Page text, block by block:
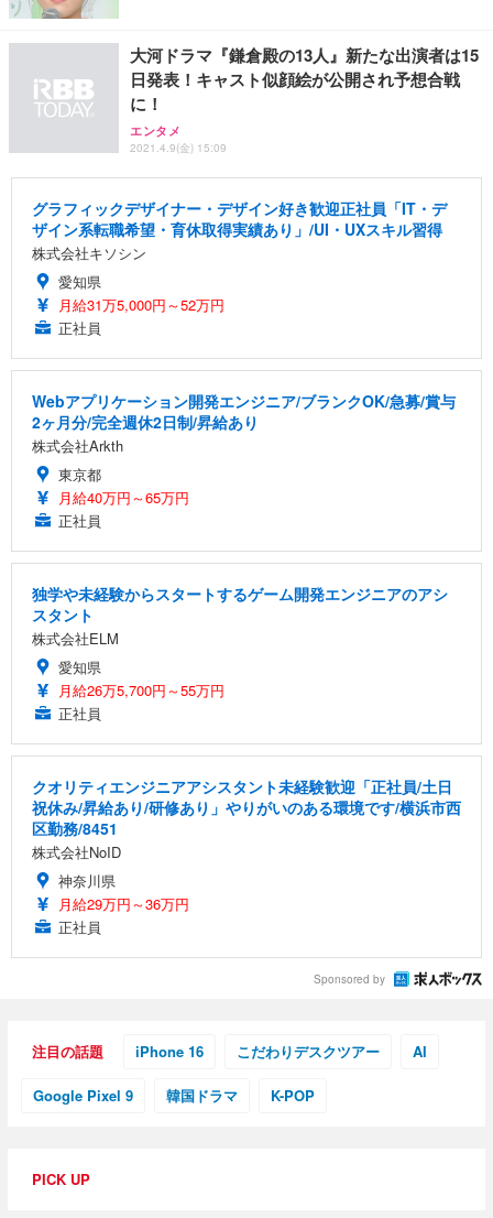
大河ドラマ『鎌倉殿の13人』新たな出演者は15
日発表！キャスト似顔絵が公開され予想合戦
に！
エンタメ
2021.4.9(金) 15:09
グラフィックデザイナー・デザイン好き歓迎正社員「IT・デ
ザイン系転職希望・育休取得実績あり」/UI・UXスキル習得
株式会社キソシン
愛知県
月給31万5,000円～52万円
正社員
Webアプリケーション開発エンジニア/ブランクOK/急募/賞与
2ヶ月分/完全週休2日制/昇給あり
株式会社Arkth
東京都
月給40万円～65万円
正社員
独学や未経験からスタートするゲーム開発エンジニアのアシ
スタント
株式会社ELM
愛知県
月給26万5,700円～55万円
正社員
クオリティエンジニアアシスタント未経験歓迎「正社員/土日
祝休み/昇給あり/研修あり」やりがいのある環境です/横浜市西
区勤務/8451
株式会社NoID
神奈川県
月給29万円～36万円
正社員
Sponsored by
注目の話題 iPhone 16 こだわりデスクツアー AI
Google Pixel 9 韓国ドラマ K-POP
PICK UP